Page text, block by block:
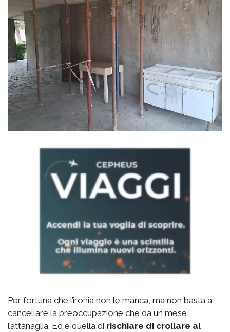
Per fortuna che l’ironia non le manca, ma non basta a
cancellare la preoccupazione che da un mese
l’attanaglia. Ed è quella di rischiare di crollare al